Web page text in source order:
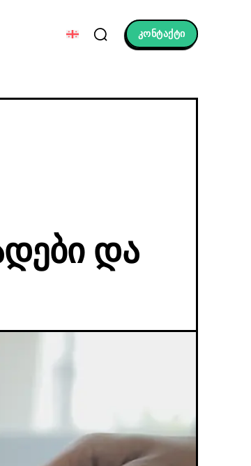
კონტაქტი
Და